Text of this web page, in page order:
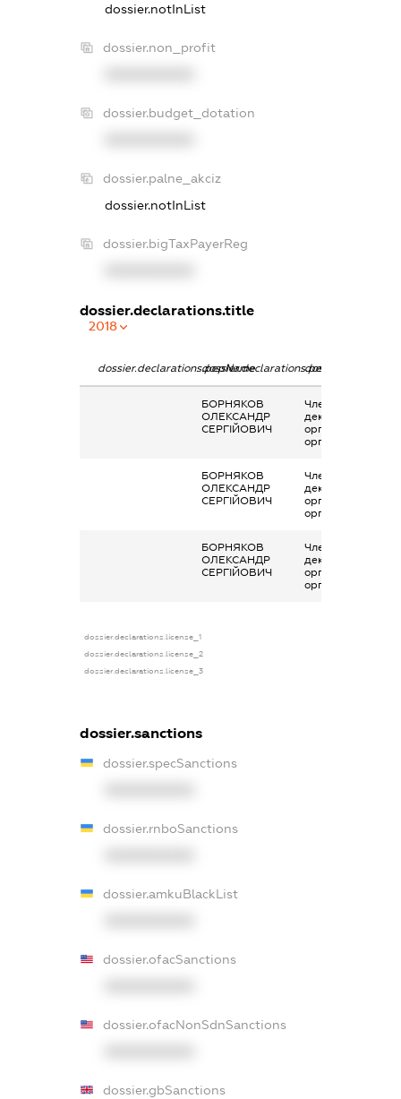
dossier.notInList
dossier.non_profit
dossier.budget_dotation
dossier.palne_akciz
dossier.notInList
dossier.bigTaxPayerReg
dossier.declarations.title
2018
dossier.declarations.pepNamedossier.declarations.personName
БОРНЯКОВ
ОЛЕКСАНДР
СЕРГІЙОВИЧ
Членство суб’єкта
декларування в
організаціях та їх
органах
БОРНЯКОВ
ОЛЕКСАНДР
СЕРГІЙОВИЧ
Членство суб’єкта
декларування в
організаціях та їх
органах
БОРНЯКОВ
ОЛЕКСАНДР
СЕРГІЙОВИЧ
Членство суб’єкта
декларування в
організаціях та їх
органах
dossier.declarations.license_1
dossier.declarations.license_2
dossier.declarations.license_3
dossier.sanctions
dossier.specSanctions
dossier.rnboSanctions
dossier.amkuBlackList
dossier.ofacSanctions
dossier.ofacNonSdnSanctions
dossier.gbSanctions